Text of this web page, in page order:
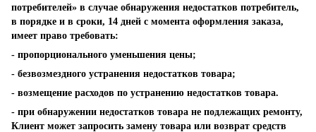
потребителей» в случае обнаружения недостатков потребитель,
в порядке и в сроки, 14 дней с момента оформления заказа,
имеет право требовать:
- пропорционального уменьшения цены;
- безвозмездного устранения недостатков товара;
- возмещение расходов по устранению недостатков товара.
- при обнаружении недостатков товара не подлежащих ремонту,
Клиент может запросить замену товара или возврат средств